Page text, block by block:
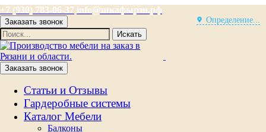
+7 (930) 783-06-37 info@шкафырзн.рф
Определение...
Заказать звонок
Искать
Заказать звонок
Статьи и Отзывы
Гардеробные системы
Каталог Мебели
Балконы